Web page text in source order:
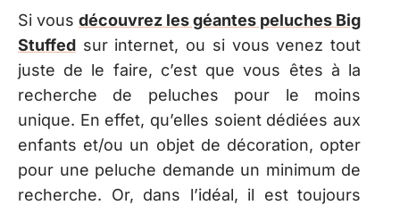
Si vous découvrez les géantes peluches Big
Stuffed sur internet, ou si vous venez tout
juste de le faire, c’est que vous êtes à la
recherche de peluches pour le moins
unique. En effet, qu’elles soient dédiées aux
enfants et/ou un objet de décoration, opter
pour une peluche demande un minimum de
recherche. Or, dans l’idéal, il est toujours